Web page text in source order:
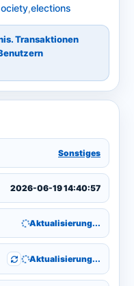
,elections
Transaktionen
Sonstiges
2026-06-19 14:40:57
Aktualisierung...
Aktualisierung...